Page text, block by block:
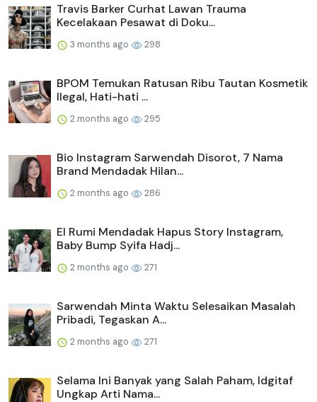
Travis Barker Curhat Lawan Trauma
Kecelakaan Pesawat di Doku...
3 months ago 298
BPOM Temukan Ratusan Ribu Tautan Kosmetik
Ilegal, Hati-hati ...
2 months ago 295
Bio Instagram Sarwendah Disorot, 7 Nama
Brand Mendadak Hilan...
2 months ago 286
El Rumi Mendadak Hapus Story Instagram,
Baby Bump Syifa Hadj...
2 months ago 271
Sarwendah Minta Waktu Selesaikan Masalah
Pribadi, Tegaskan A...
2 months ago 271
Selama Ini Banyak yang Salah Paham, Idgitaf
Ungkap Arti Nama...